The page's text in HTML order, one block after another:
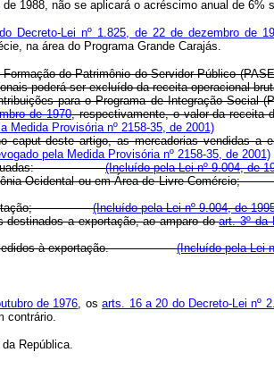
1988, não se aplicará o acréscimo anual de
Decreto-Lei nº 1.825, de 22 de dezembro de
na área do Programa Grande Carajás.
do Patrimônio do Servidor Público
poderá ser excluído da receita operacional
para o Programa de Integração
de 1970, respectivamente, o valor da
Medida Provisória nº 2158-35, de 2001)
caput deste artigo, as mercadorias vendidas a
pela Medida Provisória nº 2158-35, de 2001)
efetuadas:(Incluído pela Lei nº 9.004, de
Amazônia Ocidental ou em Área de Livre
Exportação;(Incluído pela Lei nº 9.004, de
destinados a exportação, ao amparo doart. 3º da
concedidos à exportação.(Incluído pela Lei
de 1976, osarts. 16 a 20 do Decreto-Lei nº
contrário.
República.